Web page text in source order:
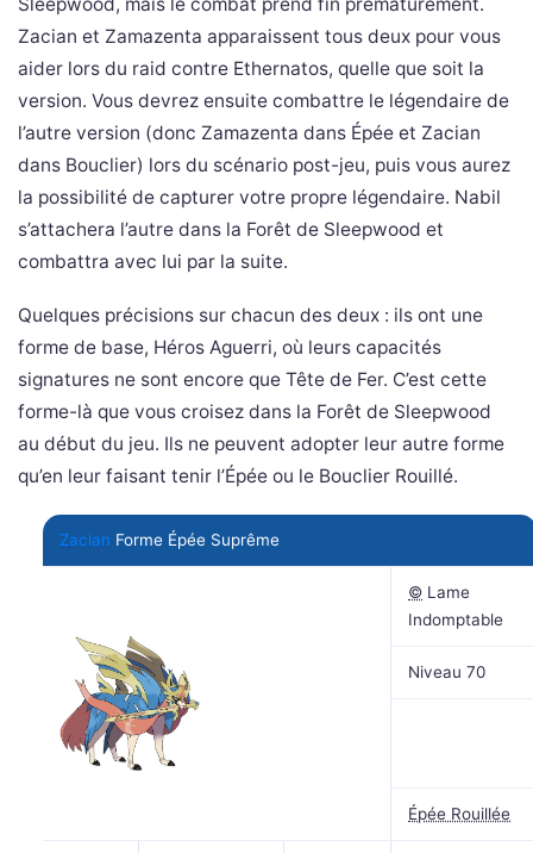
Zacian et Zamazenta apparaissent tous deux pour vous
aider lors du raid contre Ethernatos, quelle que soit la
version. Vous devrez ensuite combattre le légendaire de
l’autre version (donc Zamazenta dans Épée et Zacian
dans Bouclier) lors du scénario post-jeu, puis vous aurez
la possibilité de capturer votre propre légendaire. Nabil
s’attachera l’autre dans la Forêt de Sleepwood et
combattra avec lui par la suite.
Quelques précisions sur chacun des deux : ils ont une
forme de base, Héros Aguerri, où leurs capacités
signatures ne sont encore que Tête de Fer. C’est cette
forme-là que vous croisez dans la Forêt de Sleepwood
au début du jeu. Ils ne peuvent adopter leur autre forme
qu’en leur faisant tenir l’Épée ou le Bouclier Rouillé.
Zacian Forme Épée Suprême
© Lame
Indomptable
Niveau 70
Épée Rouillée